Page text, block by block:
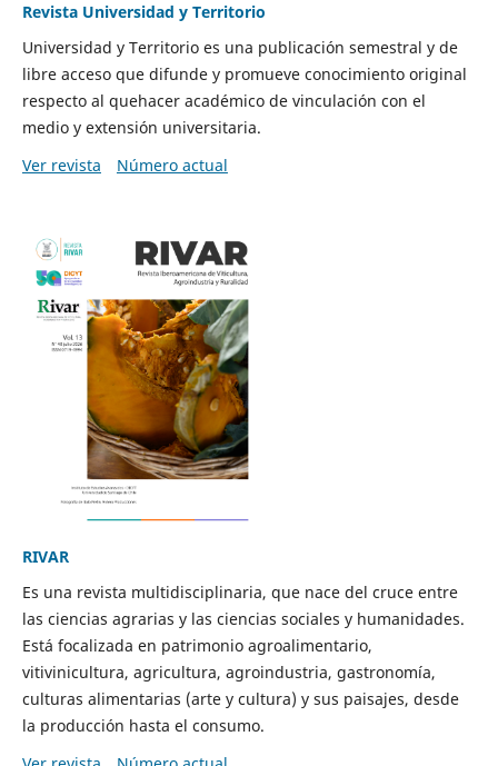
Revista Universidad y Territorio
Universidad y Territorio es una publicación semestral y de
libre acceso que difunde y promueve conocimiento original
respecto al quehacer académico de vinculación con el
medio y extensión universitaria.
Ver revista
Número actual
RIVAR
Es una revista multidisciplinaria, que nace del cruce entre
las ciencias agrarias y las ciencias sociales y humanidades.
Está focalizada en patrimonio agroalimentario,
vitivinicultura, agricultura, agroindustria, gastronomía,
culturas alimentarias (arte y cultura) y sus paisajes, desde
la producción hasta el consumo.